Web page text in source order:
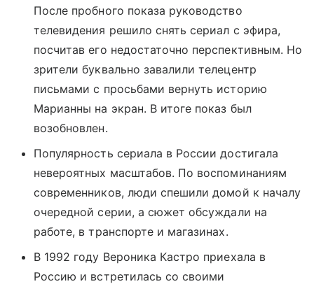
После пробного показа руководство
телевидения решило снять сериал с эфира,
посчитав его недостаточно перспективным. Но
зрители буквально завалили телецентр
письмами с просьбами вернуть историю
Марианны на экран. В итоге показ был
возобновлен.
Популярность сериала в России достигала
невероятных масштабов. По воспоминаниям
современников, люди спешили домой к началу
очередной серии, а сюжет обсуждали на
работе, в транспорте и магазинах.
В 1992 году Вероника Кастро приехала в
Россию и встретилась со своими